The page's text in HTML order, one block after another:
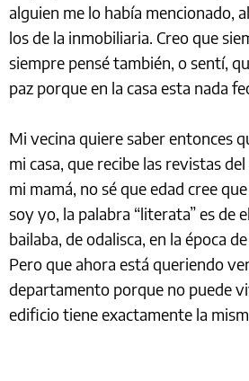
alguien me lo había mencionado,
los de la inmobiliaria. Creo que
siempre pensé también, o sentí,
paz porque en la casa esta nada
Mi vecina quiere saber entonces
mi casa, que recibe las revistas
mi mamá, no sé que edad cree
soy yo, la palabra “literata” es de
bailaba, de odalisca, en la época
Pero que ahora está queriendo
departamento porque no puede
edificio tiene exactamente la